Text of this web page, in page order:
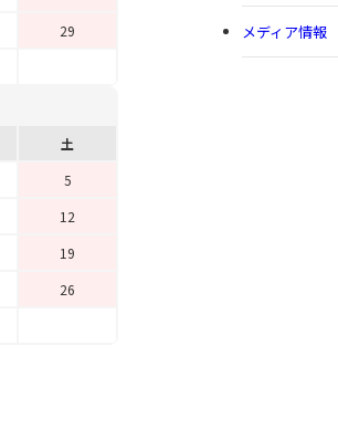
29
土
5
12
19
26
メディア情報